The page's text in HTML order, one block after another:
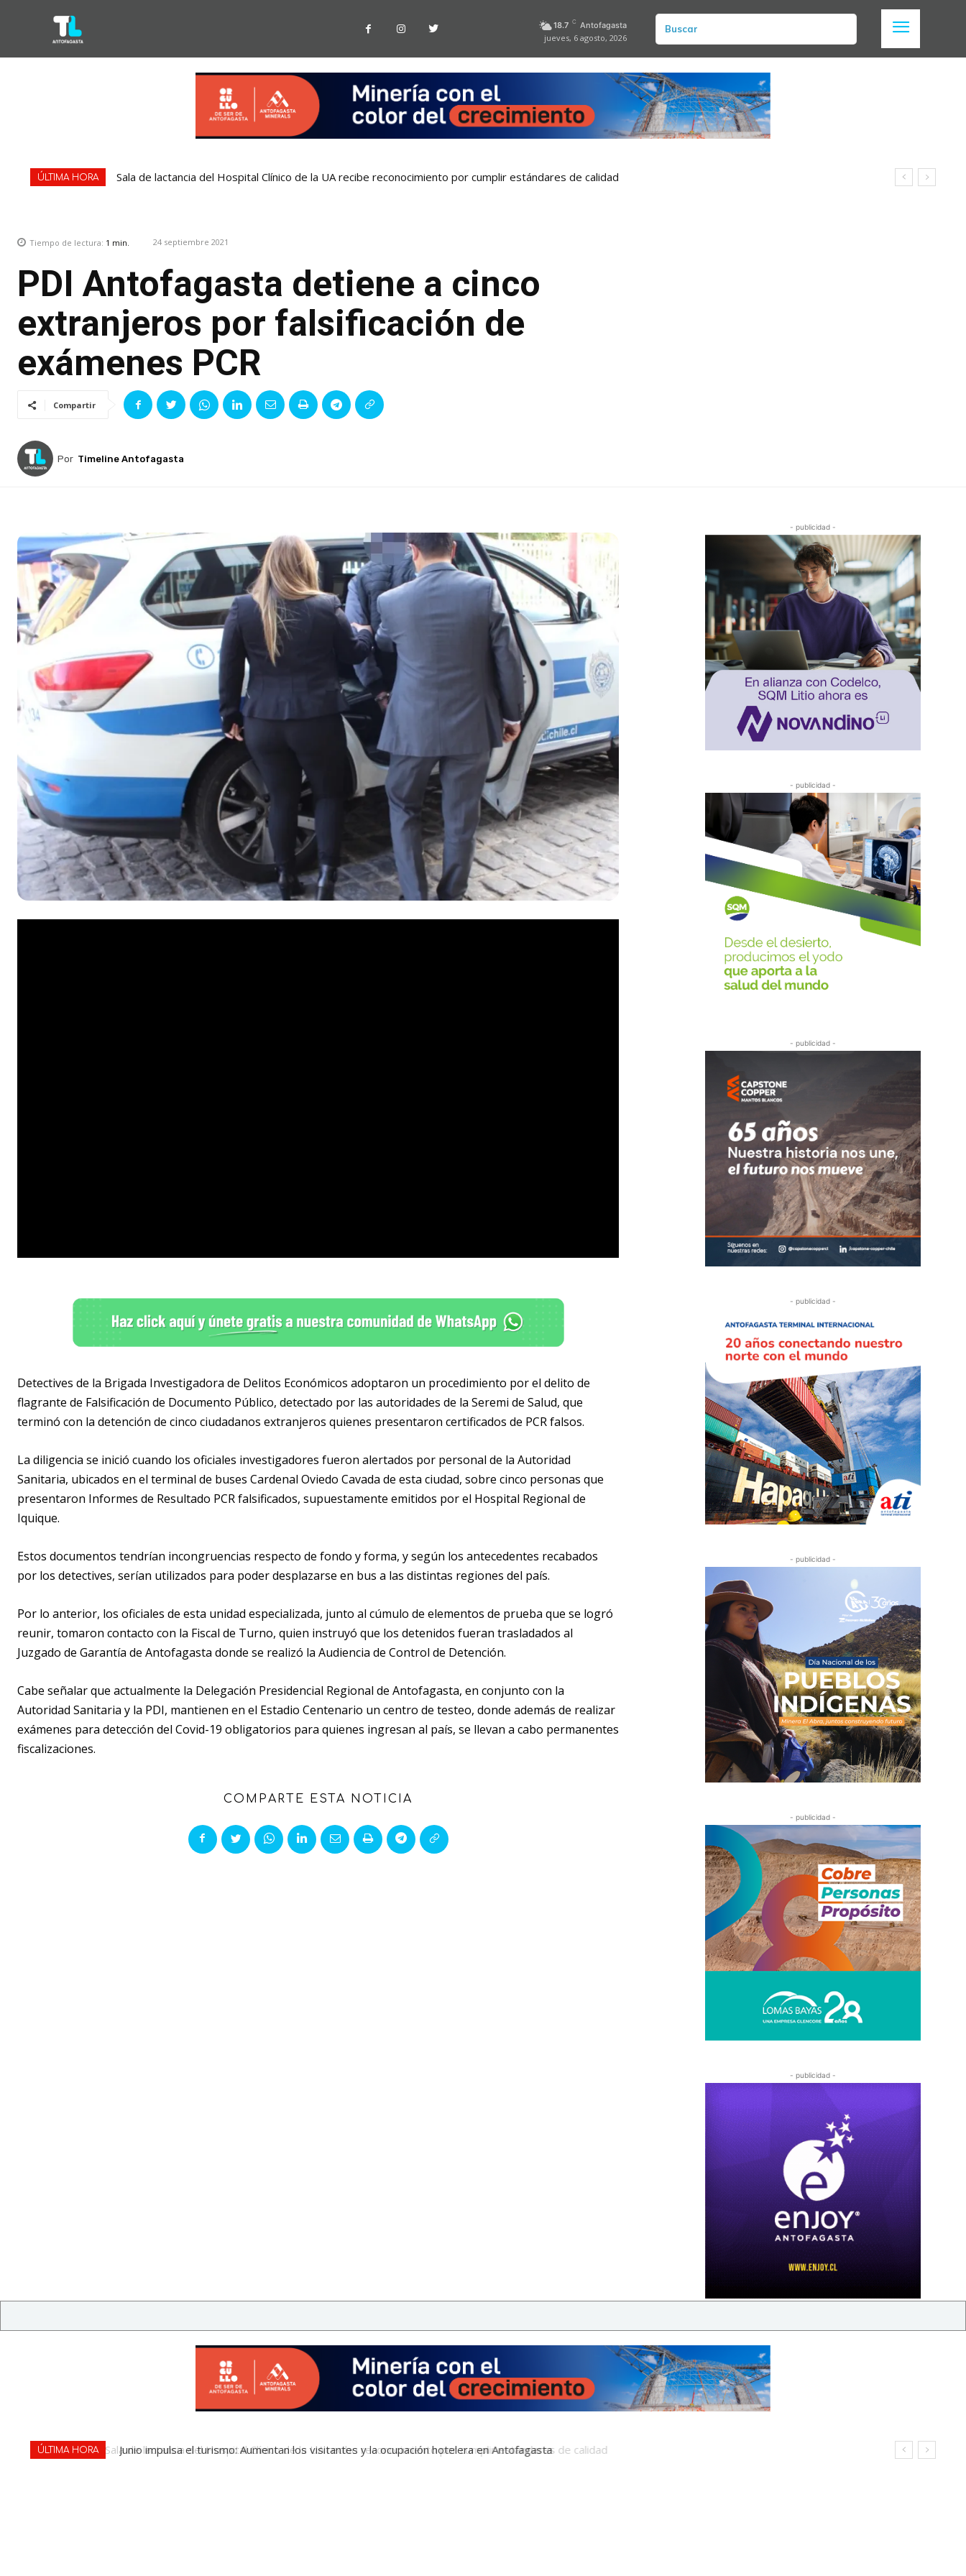
18.7 C Antofagasta
jueves, 6 agosto, 2026
Buscar
ÚLTIMA HORA Sala de lactancia del Hospital Clínico de la UA recibe reconocimiento por cumplir estándares de calidad
Tiempo de lectura: 1 min. 24 septiembre 2021
PDI Antofagasta detiene a cinco
extranjeros por falsificación de
exámenes PCR
Compartir
Por Timeline Antofagasta
Detectives de la Brigada Investigadora de Delitos Económicos adoptaron un procedimiento por el delito de
flagrante de Falsificación de Documento Público, detectado por las autoridades de la Seremi de Salud, que
terminó con la detención de cinco ciudadanos extranjeros quienes presentaron certificados de PCR falsos.
La diligencia se inició cuando los oficiales investigadores fueron alertados por personal de la Autoridad
Sanitaria, ubicados en el terminal de buses Cardenal Oviedo Cavada de esta ciudad, sobre cinco personas que
presentaron Informes de Resultado PCR falsificados, supuestamente emitidos por el Hospital Regional de
Iquique.
Estos documentos tendrían incongruencias respecto de fondo y forma, y según los antecedentes recabados
por los detectives, serían utilizados para poder desplazarse en bus a las distintas regiones del país.
Por lo anterior, los oficiales de esta unidad especializada, junto al cúmulo de elementos de prueba que se logró
reunir, tomaron contacto con la Fiscal de Turno, quien instruyó que los detenidos fueran trasladados al
Juzgado de Garantía de Antofagasta donde se realizó la Audiencia de Control de Detención.
Cabe señalar que actualmente la Delegación Presidencial Regional de Antofagasta, en conjunto con la
Autoridad Sanitaria y la PDI, mantienen en el Estadio Centenario un centro de testeo, donde además de realizar
exámenes para detección del Covid-19 obligatorios para quienes ingresan al país, se llevan a cabo permanentes
fiscalizaciones.
COMPARTE ESTA NOTICIA
- publicidad -
- publicidad -
- publicidad -
- publicidad -
- publicidad -
- publicidad -
- publicidad -